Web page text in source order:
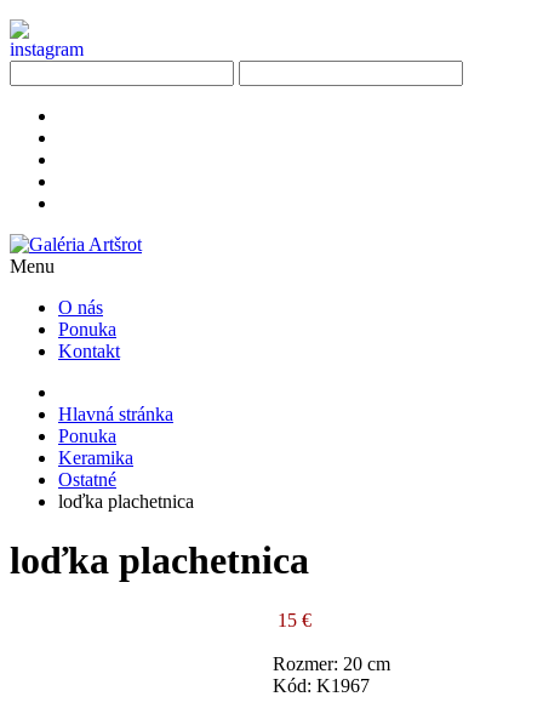
Menu
O nás
Ponuka
Kontakt
Hlavná stránka
Ponuka
Keramika
Ostatné
loďka plachetnica
loďka plachetnica
15 €
Rozmer: 20 cm
Kód: K1967